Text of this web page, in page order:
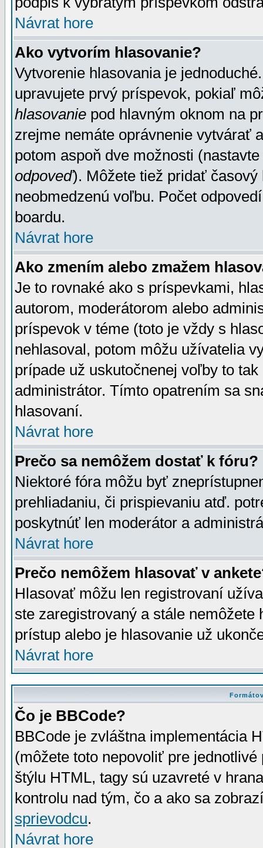
Návrat hore
Ako vytvorím hlasovanie?
Vytvorenie hlasovania je
upravujete prvý príspevok, pokiaľ
hlasovanie pod hlavným oknom na
zrejme nemáte oprávnenie vytvárať
potom aspoň dve možnosti
odpoveď). Môžete tiež pridať
neobmedzenú voľbu. Počet
boardu.
Návrat hore
Ako zmením alebo zmažem
Je to rovnaké ako s príspevkami,
autorom, moderátorom alebo
príspevok v téme (toto je vždy s
nehlasoval, potom môžu užívatelia
prípade už uskutočnenej voľby to
administrátor. Tímto opatrením sa
hlasovaní.
Návrat hore
Prečo sa nemôžem dostať k fóru?
Niektoré fóra môžu byť
prehliadaniu, či prispievaniu atď.
poskytnúť len moderátor a
Návrat hore
Prečo nemôžem hlasovať v
Hlasovať môžu len registrovaní
ste zaregistrovaný a stále
prístup alebo je hlasovanie už
Návrat hore
Čo je BBCode?
BBCode je zvláštna implementácia
(môžete toto nepovoliť pre
štýlu HTML, tagy sú uzavreté v
kontrolu nad tým, čo a ako sa
sprievodcu.
Návrat hore